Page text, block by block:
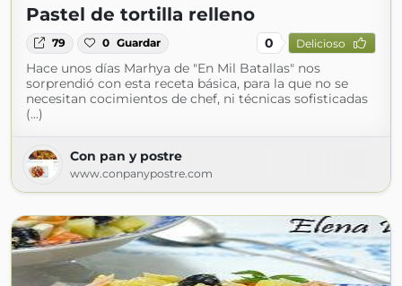
Pastel de tortilla relleno
79 0 Guardar 0 Delicioso
Hace unos días Marhya de "En Mil Batallas" nos
sorprendió con esta receta básica, para la que no se
necesitan cocimientos de chef, ni técnicas sofisticadas
(...)
Con pan y postre
www.conpanypostre.com